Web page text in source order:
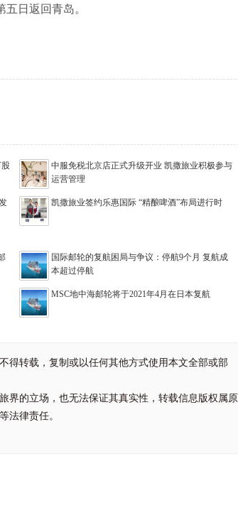
日返回青岛。
股
中服免税北京店正式升级开业 凯撒旅业积极参与
运营管理
凯撒旅业签约乐惠国际 “精酿啤酒”布局进行时
国际邮轮的复航困局与争议：停航9个月 复航成
本超过停航
MSC地中海邮轮将于2021年4月在日本复航
得转载，复制或以任何其他方式使用本文全部或部
界的立场，也无法保证其真实性，转载信息版权属原
法律责任。